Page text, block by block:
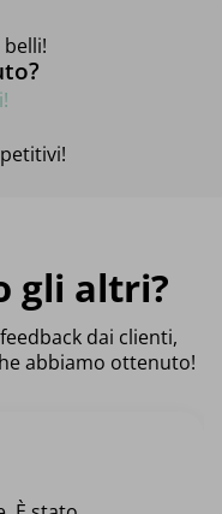
gli altri?
dai clienti,
abbiamo ottenuto!